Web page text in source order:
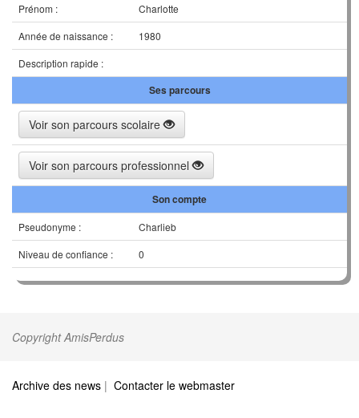
Prénom :
Charlotte
Année de naissance :
1980
Description rapide :
Ses parcours
Voir son parcours scolaire
Voir son parcours professionnel
Son compte
Pseudonyme :
Charlieb
Niveau de confiance :
0
Copyright AmisPerdus
Archive des news | Contacter le webmaster